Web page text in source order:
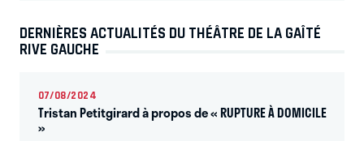
DERNIÈRES ACTUALITÉS DU THÉÂTRE DE LA GAÎTÉ
RIVE GAUCHE
07/08/2024
Tristan Petitgirard à propos de « RUPTURE À DOMICILE
»